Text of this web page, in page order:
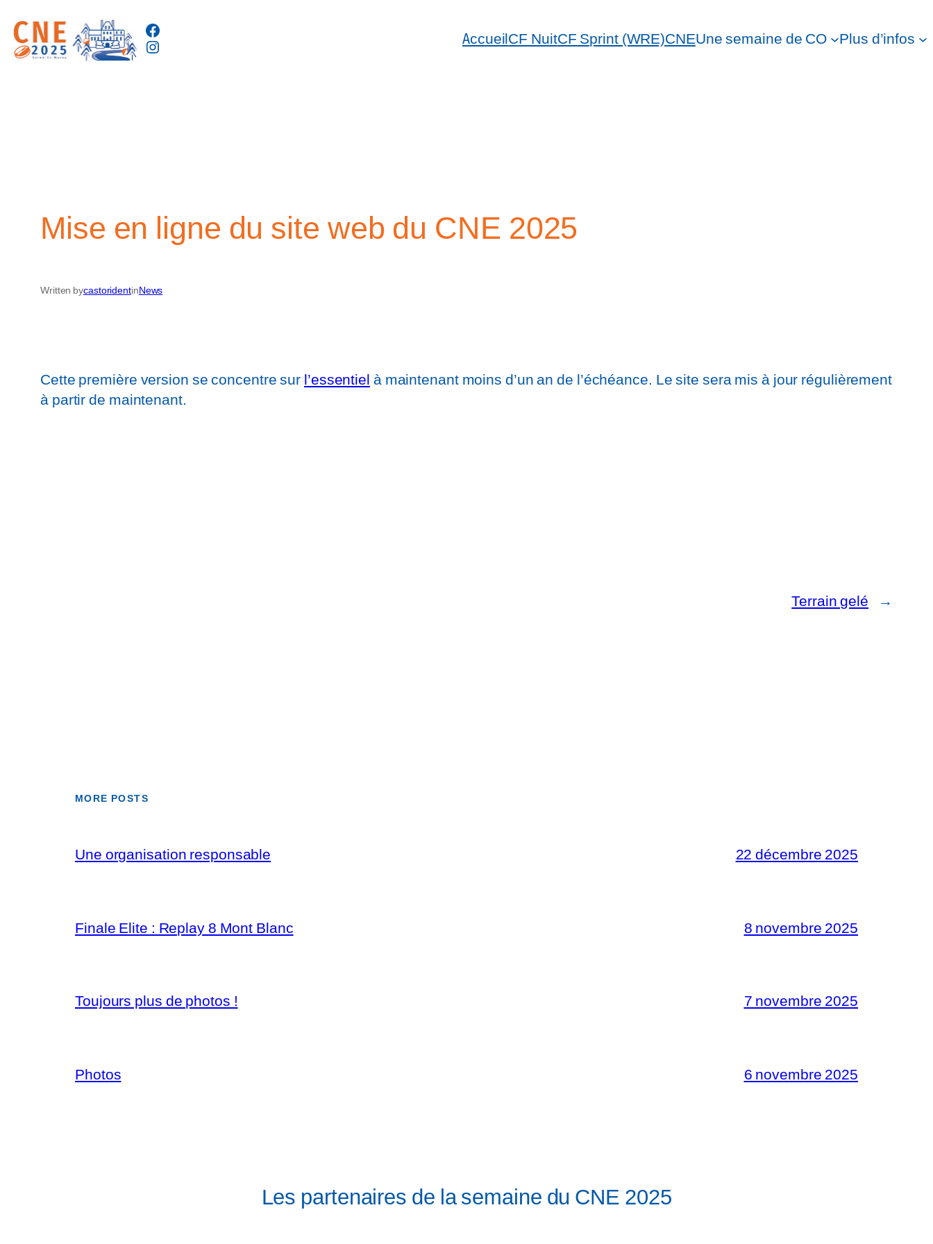
au
contenu
Facebook
Instagram
AccueilCF NuitCF Sprint (WRE)CNEUne semaine de CO Plus d’infos
Mise en ligne du site web du CNE 2025
Written bycastoridentinNews
Cette première version se concentre sur l’essentiel à maintenant moins d’un an de l’échéance. Le site sera mis à jour régulièrement
à partir de maintenant.
Terrain gelé →
MORE POSTS
Une organisation responsable 22 décembre 2025
Finale Elite : Replay 8 Mont Blanc 8 novembre 2025
Toujours plus de photos ! 7 novembre 2025
Photos 6 novembre 2025
Les partenaires de la semaine du CNE 2025